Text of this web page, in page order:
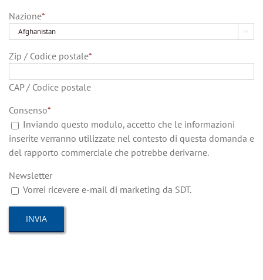
Nazione*

Zip / Codice postale*
CAP / Codice postale
Consenso*
Inviando questo modulo, accetto che le informazioni
inserite verranno utilizzate nel contesto di questa domanda e
del rapporto commerciale che potrebbe derivarne.
Newsletter
Vorrei ricevere e-mail di marketing da SDT.